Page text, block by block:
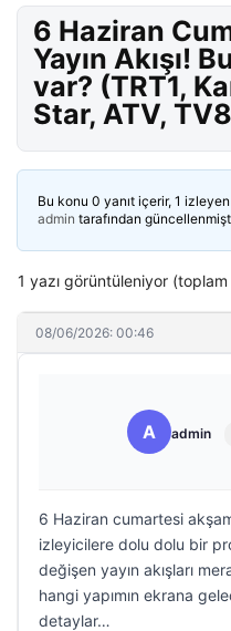
6 Haziran
Yayın Akışı!
var? (TRT1,
Star, ATV,
Bu konu 0 yanıt içerir, 1
admin tarafından
1 yazı görüntüleniyor (toplam
08/06/2026: 00:46
A admin
6 Haziran cumartesi
izleyicilere dolu dolu bir
değişen yayın akışları
hangi yapımın ekrana
detaylar…